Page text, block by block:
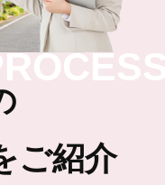
ご紹介